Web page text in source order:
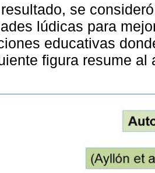
se
lúdicas para
educativas
figura resume al